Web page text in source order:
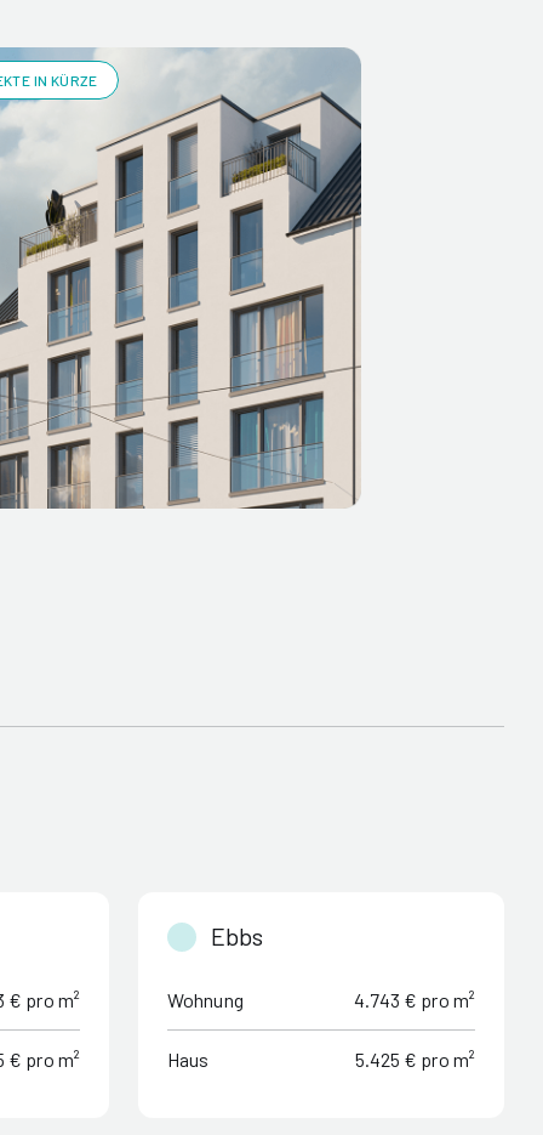
IN KÜRZE
€ pro m²
€ pro m²
Ebbs
Wohnung 4.743 € pro m²
Haus 5.425 € pro m²